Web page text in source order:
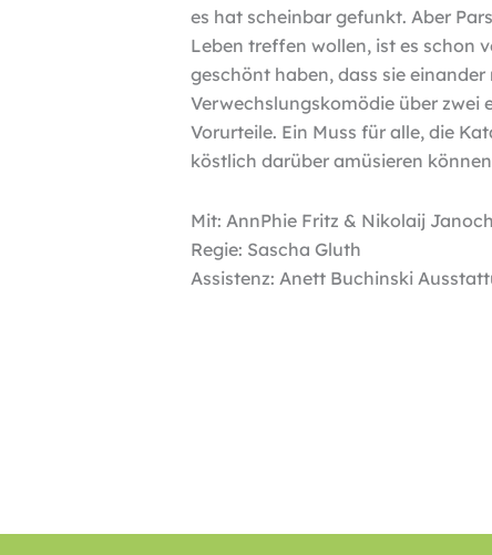
es hat scheinbar gefunkt. Aber
Leben treffen wollen, ist es schon
geschönt haben, dass sie
Verwechslungskomödie über zwei
Vorurteile. Ein Muss für alle, die
köstlich darüber amüsieren
Mit: AnnPhie Fritz & Nikolaij
Regie: Sascha Gluth
Assistenz: Anett Buchinski